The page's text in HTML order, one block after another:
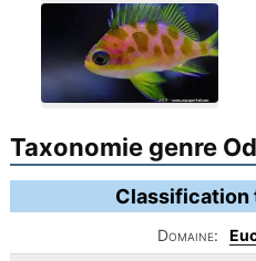
Taxonomie genre
Classification
Domaine: